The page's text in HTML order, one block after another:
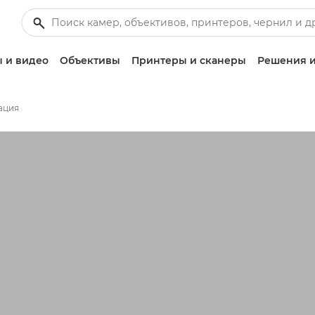
и видео Объективы Принтеры и сканеры Решения